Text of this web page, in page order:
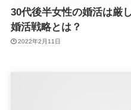
30代後半女性の婚活は厳
婚活戦略とは？
2022年2月11日